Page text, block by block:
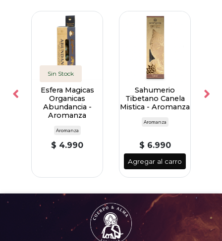
Sin Stock
Esfera Magicas
Organicas
Abundancia -
Aromanza
Aromanza
$ 4.990
Sahumerio
Tibetano Canela
Mistica - Aromanza
Aromanza
$ 6.990
Agregar al carro